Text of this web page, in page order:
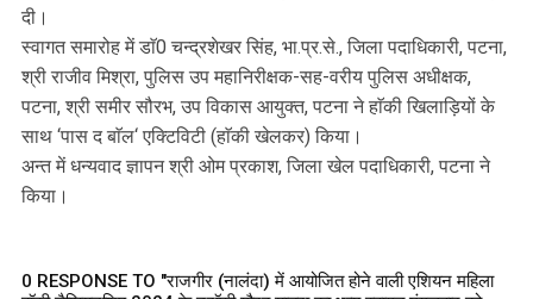
दी।
स्वागत समारोह में डाॅ0 चन्द्रशेखर सिंह, भा.प्र.से., जिला पदाधिकारी, पटना,
श्री राजीव मिश्रा, पुलिस उप महानिरीक्षक-सह-वरीय पुलिस अधीक्षक,
पटना, श्री समीर सौरभ, उप विकास आयुक्त, पटना ने हाॅकी खिलाड़ियों के
साथ ‘पास द बाॅल‘ एक्टिविटी (हाॅकी खेलकर) किया।
अन्त में धन्यवाद ज्ञापन श्री ओम प्रकाश, जिला खेल पदाधिकारी, पटना ने
किया।
0 RESPONSE TO "राजगीर (नालंदा) में आयोजित होने वाली एशियन महिला